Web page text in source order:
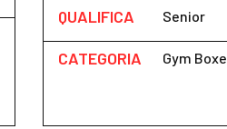
QUALIFICA Senior
CATEGORIA Gym Boxe